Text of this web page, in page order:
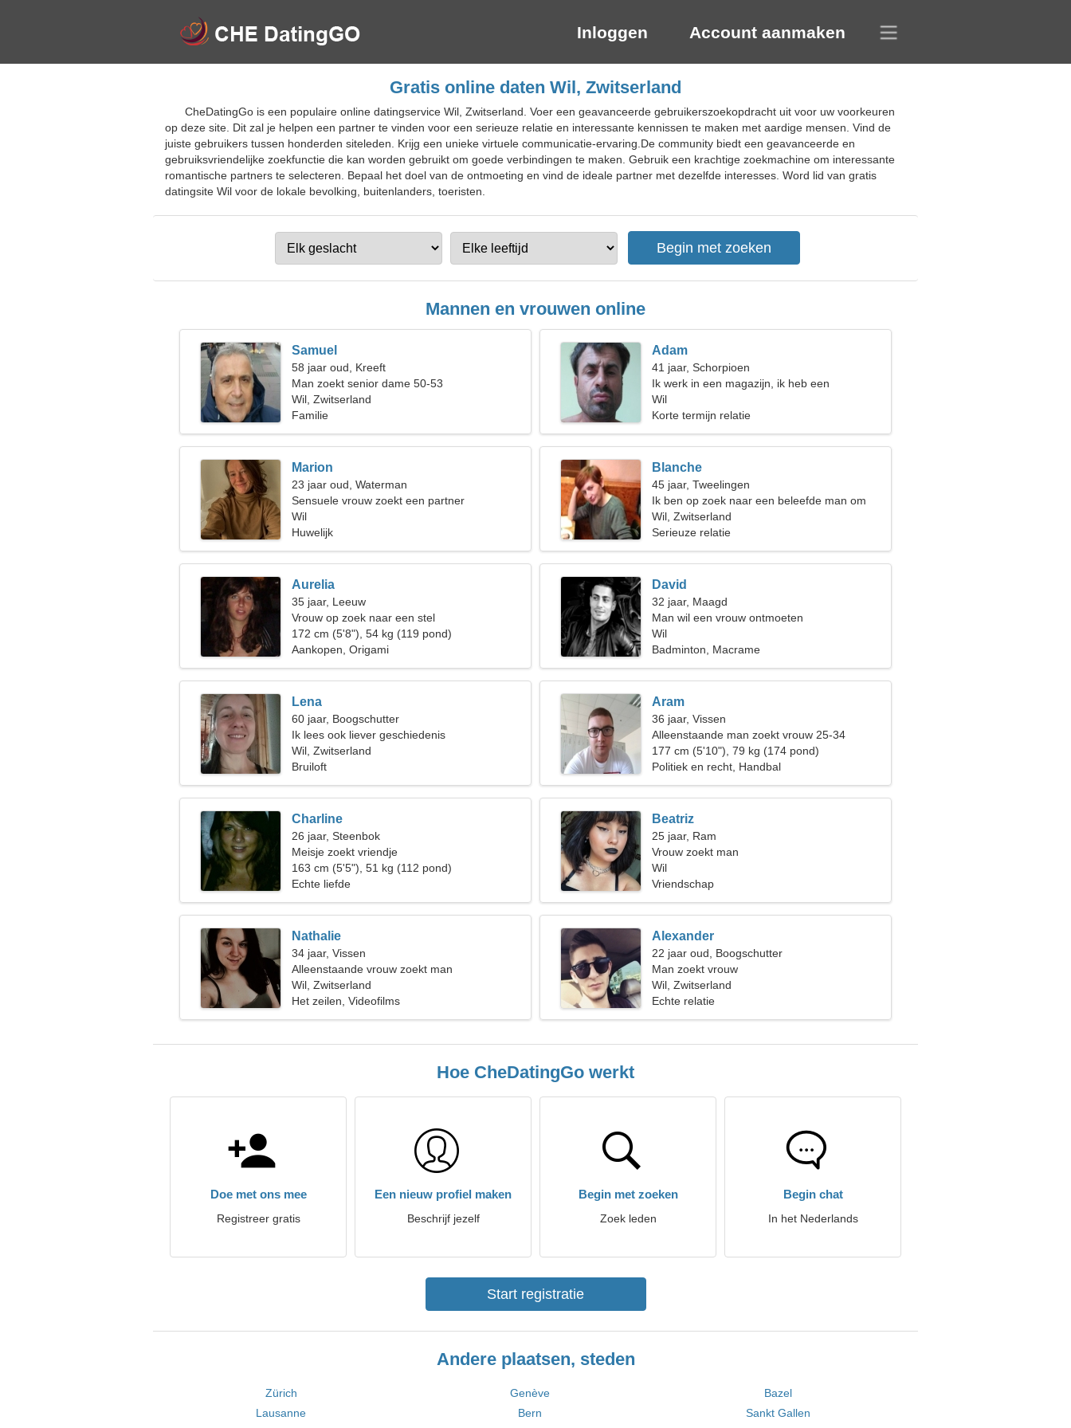
Inloggen Account aanmaken
Gratis online daten Wil, Zwitserland
CheDatingGo is een populaire online datingservice Wil, Zwitserland. Voer een geavanceerde gebruikerszoekopdracht uit voor uw voorkeuren
op deze site. Dit zal je helpen een partner te vinden voor een serieuze relatie en interessante kennissen te maken met aardige mensen. Vind de
juiste gebruikers tussen honderden siteleden. Krijg een unieke virtuele communicatie-ervaring.De community biedt een geavanceerde en
gebruiksvriendelijke zoekfunctie die kan worden gebruikt om goede verbindingen te maken. Gebruik een krachtige zoekmachine om interessante
romantische partners te selecteren. Bepaal het doel van de ontmoeting en vind de ideale partner met dezelfde interesses. Word lid van gratis
datingsite Wil voor de lokale bevolking, buitenlanders, toeristen.
Mannen en vrouwen online
Samuel
58 jaar oud, Kreeft
Man zoekt senior dame 50-53
Wil, Zwitserland
Familie
Adam
41 jaar, Schorpioen
Ik werk in een magazijn, ik heb een
fantastische vrouw nodig
Wil
Korte termijn relatie
Marion
23 jaar oud, Waterman
Sensuele vrouw zoekt een partner
Wil
Huwelijk
Blanche
45 jaar, Tweelingen
Ik ben op zoek naar een beleefde man om
samen te wandelen
Wil, Zwitserland
Serieuze relatie
Aurelia
35 jaar, Leeuw
Vrouw op zoek naar een stel
172 cm (5'8"), 54 kg (119 pond)
Aankopen, Origami
David
32 jaar, Maagd
Man wil een vrouw ontmoeten
Wil
Badminton, Macrame
Lena
60 jaar, Boogschutter
Ik lees ook liever geschiedenis
Wil, Zwitserland
Bruiloft
Aram
36 jaar, Vissen
Alleenstaande man zoekt vrouw 25-34
177 cm (5'10"), 79 kg (174 pond)
Politiek en recht, Handbal
Charline
26 jaar, Steenbok
Meisje zoekt vriendje
163 cm (5'5"), 51 kg (112 pond)
Echte liefde
Beatriz
25 jaar, Ram
Vrouw zoekt man
Wil
Vriendschap
Nathalie
34 jaar, Vissen
Alleenstaande vrouw zoekt man
Wil, Zwitserland
Het zeilen, Videofilms
Alexander
22 jaar oud, Boogschutter
Man zoekt vrouw
Wil, Zwitserland
Echte relatie
Hoe CheDatingGo werkt
Doe met ons mee
Registreer gratis
Een nieuw profiel maken
Beschrijf jezelf
Begin met zoeken
Zoek leden
Begin chat
In het Nederlands
Start registratie
Andere plaatsen, steden
Zürich Genève
Bazel
Lausanne
Bern
Sankt Gallen